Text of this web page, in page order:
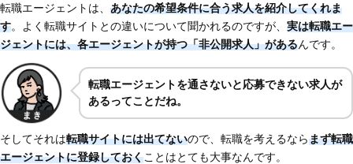
転職エージェントは、 あなたの希望条件に合う求人を紹介してくれま
す。よく転職サイトとの違いについて聞かれるのですが、 実は転職エー
ジェントには、各エージェントが持つ「非公開求人」があるんです。
転職エージェントを通さないと応募できない求人が
あるってことだね。
そしてそれは転職サイトには出てないので、転職を考えるならまず転職
エージェントに登録しておくことはとても大事なんです。